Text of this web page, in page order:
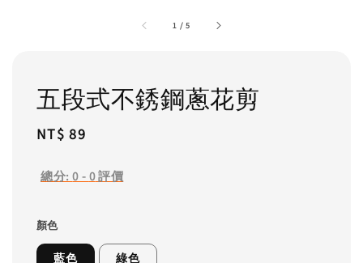
1 /5
五段式不銹鋼蔥花剪
Regular
NT$ 89
總分:0 - 0評價
顏色
藍色 綠色